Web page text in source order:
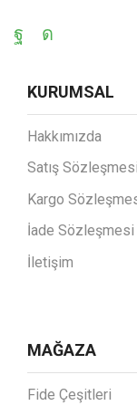
KURUMSAL
Hakkımızda
Satış Sözleşmesi
Kargo
İade Sözleşmesi
İletişim
MAĞAZA
Fide Çeşitleri